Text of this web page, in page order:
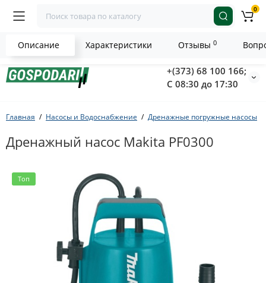
+(373) 68 100 166;
С 08:30 до 17:30
0
Главная Насосы и Водоснабжение Дренажные погружные насосы
Дренажный насос Makita PF0300
Топ
Описание Характеристики Отзывы 0